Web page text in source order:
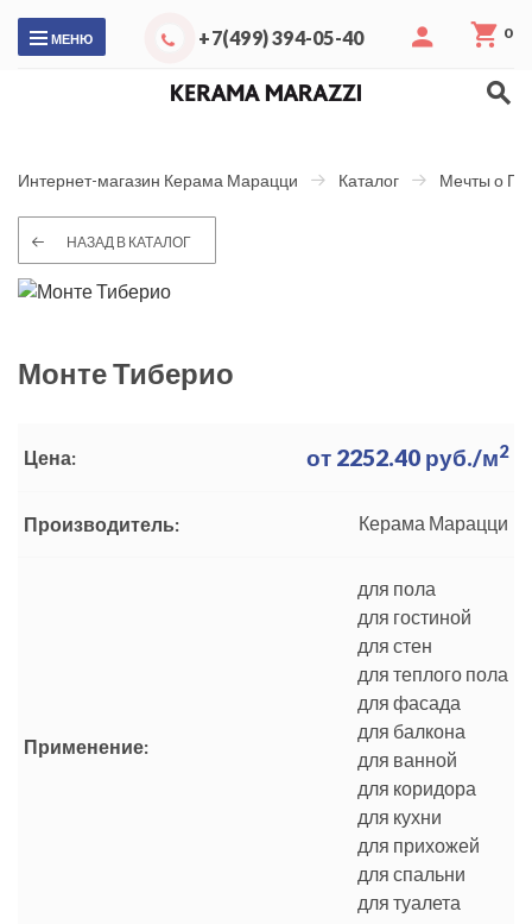
МЕНЮ +7(499) 394-05-40 0
Интернет-магазин Керама Марацци Каталог Мечты о
НАЗАД В КАТАЛОГ
Монте Тиберио
Цена: от 2252.40 руб./м2
Производитель: Керама Марацци
Применение:
для пола
для гостиной
для стен
для теплого пола
для фасада
для балкона
для ванной
для коридора
для кухни
для прихожей
для спальни
для туалета